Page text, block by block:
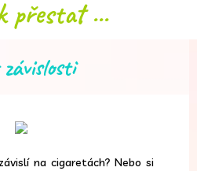
přestat ...
závislosti
na cigaretách? Nebo si